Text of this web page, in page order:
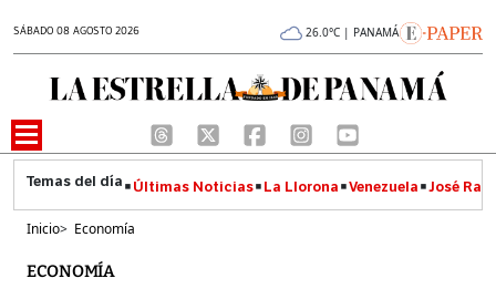
SÁBADO 08 AGOSTO 2026 26.0°C | PANAMÁ
Últimas Noticias La Llorona Venezuela José
Inicio> Economía
ECONOMÍA